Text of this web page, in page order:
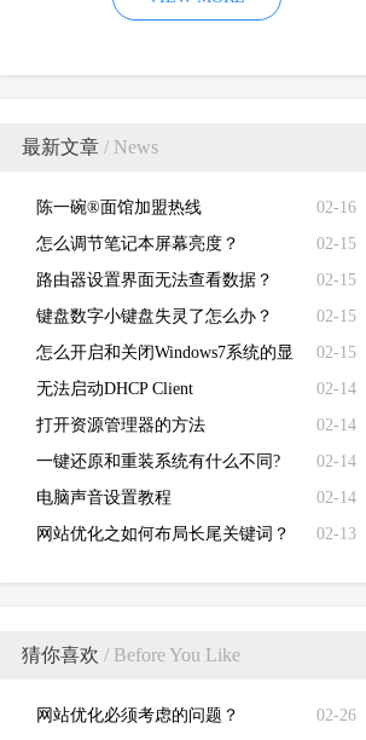
最新文章 / News
02-16
陈一碗®面馆加盟热线
02-15
怎么调节笔记本屏幕亮度？
02-15
路由器设置界面无法查看数据？
02-15
键盘数字小键盘失灵了怎么办？
02-15
怎么开启和关闭Windows7系统的显
卡硬件加速功能
02-14
无法启动DHCP Client
02-14
打开资源管理器的方法
02-14
一键还原和重装系统有什么不同?
02-14
电脑声音设置教程
02-13
网站优化之如何布局长尾关键词？
猜你喜欢 / Before You Like
02-26
网站优化必须考虑的问题？